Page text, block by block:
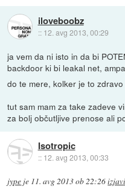
iloveboobz
:: 12. avg 2013, 00:29
ja vem da ni isto in da bi
backdoor ki bi leakal net,
do te mere, kolker je to zdravo
tut sam mam za take zadeve
za bolj občutljive prenose ali
Isotropic
:: 12. avg 2013, 00:33
jype je 11. avg 2013 ob 22:26